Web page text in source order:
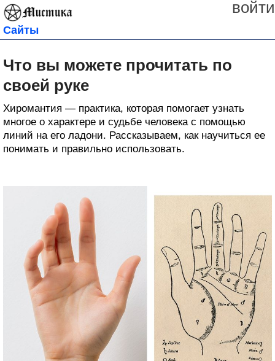
войти
Сайты
Что вы можете прочитать по
своей руке
Хиромантия — практика, которая помогает узнать
многое о характере и судьбе человека с помощью
линий на его ладони. Рассказываем, как научиться ее
понимать и правильно использовать.